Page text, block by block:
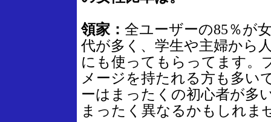
領家： 全ユーザーの85％が
代が多く、学生や主婦から
にも使ってもらってます。
メージを持たれる方も多い
ーはまったくの初心者が多
まったく異なるかもしれま